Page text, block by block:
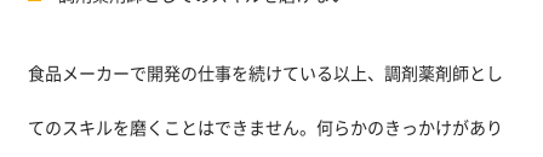
食品メーカーで開発の仕事を続けている以上、調剤薬剤師とし
てのスキルを磨くことはできません。何らかのきっかけがあり